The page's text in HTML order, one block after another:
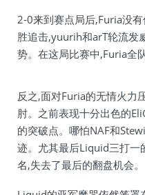
2-0来到赛点局后,Furia没
胜追击,yuurih和arT轮流发
势。在这局比赛中,Furia全
反之,面对Furia的无情火力
肘。之前表现十分出色的
的突破点。哪怕NAF和
迹。尤其最后Liquid三打一
名,失去了最后的翻盘机会。